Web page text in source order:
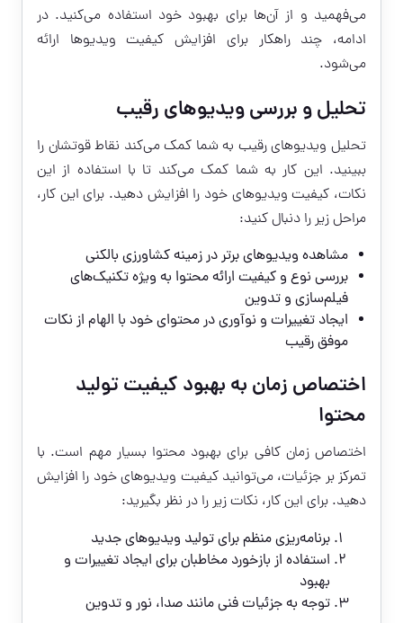
می‌فهمید و از آن‌ها برای بهبود خود استفاده می‌کنید. در
ادامه، چند راهکار برای افزایش کیفیت ویدیوها ارائه
می‌شود.
تحلیل و بررسی ویدیوهای رقیب
تحلیل ویدیوهای رقیب به شما کمک می‌کند نقاط قوتشان را
ببینید. این کار به شما کمک می‌کند تا با استفاده از این
نکات، کیفیت ویدیوهای خود را افزایش دهید. برای این کار،
مراحل زیر را دنبال کنید:
مشاهده ویدیوهای برتر در زمینه کشاورزی بالکنی
بررسی نوع و کیفیت ارائه محتوا به ویژه تکنیک‌های
فیلم‌سازی و تدوین
ایجاد تغییرات و نوآوری در محتوای خود با الهام از نکات
موفق رقیب
اختصاص زمان به بهبود کیفیت تولید
محتوا
اختصاص زمان کافی برای بهبود محتوا بسیار مهم است. با
تمرکز بر جزئیات، می‌توانید کیفیت ویدیوهای خود را افزایش
دهید. برای این کار، نکات زیر را در نظر بگیرید:
برنامه‌ریزی منظم برای تولید ویدیوهای جدید
استفاده از بازخورد مخاطبان برای ایجاد تغییرات و
بهبود
توجه به جزئیات فنی مانند صدا، نور و تدوین